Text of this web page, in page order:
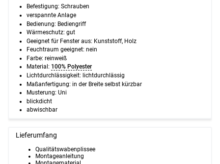
Befestigung: Schrauben
verspannte Anlage
Bedienung: Bediengriff
Wärmeschutz: gut
Geeignet für Fenster aus: Kunststoff, Holz
Feuchtraum geeignet: nein
Farbe: reinweiß
Material: 100% Polyester
Lichtdurchlässigkeit: lichtdurchlässig
Maßanfertigung: in der Breite selbst kürzbar
Musterung: Uni
blickdicht
abwischbar
Lieferumfang
Qualitätswabenplissee
Montageanleitung